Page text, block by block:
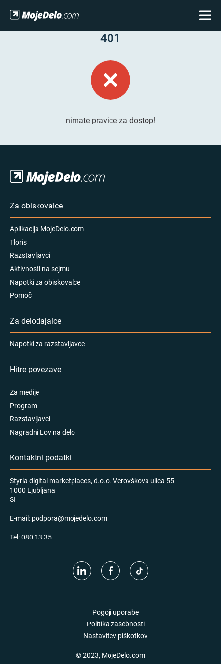
401
nimate pravice za dostop!
Za obiskovalce
Aplikacija MojeDelo.com
Tloris
Razstavljavci
Aktivnosti na sejmu
Napotki za obiskovalce
Pomoč
Za delodajalce
Napotki za razstavljavce
Hitre povezave
Za medije
Program
Razstavljavci
Nagradni Lov na delo
Kontaktni podatki
Styria digital marketplaces, d.o.o. Verovškova ulica 55
1000 Ljubljana
SI
E-mail: podpora@mojedelo.com
Tel:080 13 35
Pogoji uporabe
Politika zasebnosti
Nastavitev piškotkov
© 2023, MojeDelo.com